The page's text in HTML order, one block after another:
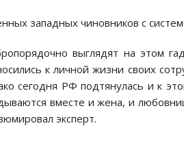
западных чиновников с
выглядят на этом
к личной жизни своих
сегодня РФ подтянулась и к
вместе и жена, и
эксперт.